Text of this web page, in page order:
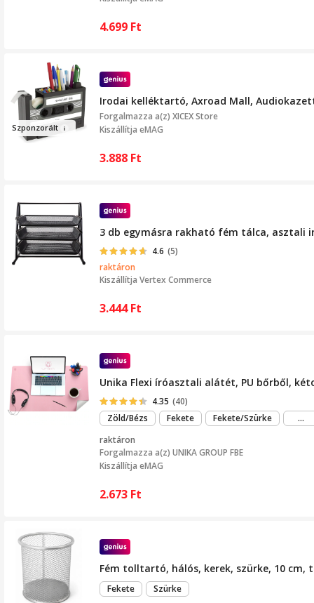
4.699 Ft
Szponzorált
Irodai kelléktartó, Axroad Mall,
Forgalmazza a(z) XICEX Store
Kiszállítja eMAG
3.888 Ft
3 db egymásra rakható fém tálca, asztali
4.6 (5)
raktáron
Kiszállítja Vertex Commerce
3.444Ft
Unika Flexi íróasztali alátét, PU bőrből,
4.35 (40)
Zöld/Bézs
Fekete Fekete/Szürke ...
raktáron
Forgalmazza a(z) UNIKA GROUP FBE
Kiszállítja eMAG
2.673 Ft
Fém tolltartó, hálós, kerek, szürke, 10
Fekete
Szürke